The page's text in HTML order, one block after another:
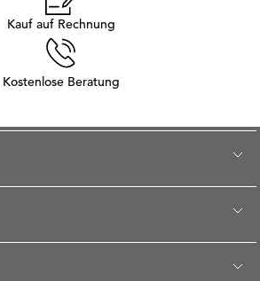
Kauf auf Rechnung
Kostenlose Beratung